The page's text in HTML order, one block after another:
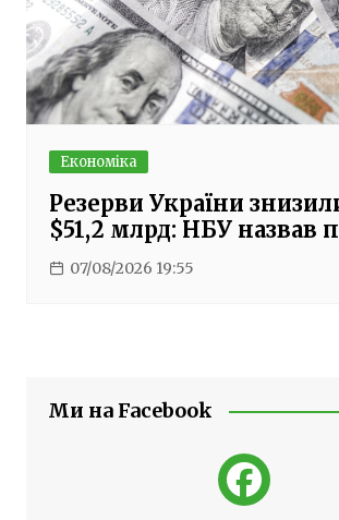
Економіка
Резерви України
$51,2 млрд: НБУ назвав
07/08/2026 19:55
Ми на Facebook